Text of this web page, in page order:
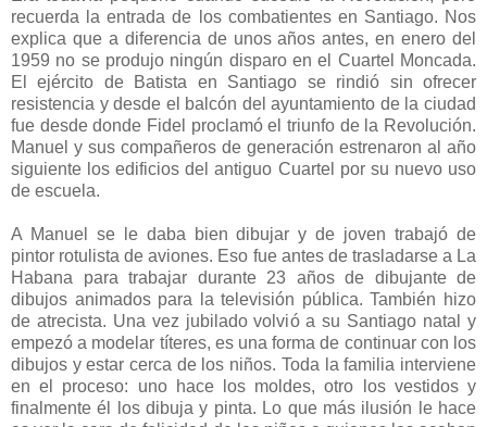
recuerda la entrada de los combatientes en Santiago. Nos
explica que a diferencia de unos años antes, en enero del
1959 no se produjo ningún disparo en el Cuartel Moncada.
El ejército de Batista en Santiago se rindió sin ofrecer
resistencia y desde el balcón del ayuntamiento de la ciudad
fue desde donde Fidel proclamó el triunfo de la Revolución.
Manuel y sus compañeros de generación estrenaron al año
siguiente los edificios del antiguo Cuartel por su nuevo uso
de escuela.
A Manuel se le daba bien dibujar y de joven trabajó de
pintor rotulista de aviones. Eso fue antes de trasladarse a La
Habana para trabajar durante 23 años de dibujante de
dibujos animados para la televisión pública. También hizo
de atrecista. Una vez jubilado volvió a su Santiago natal y
empezó a modelar títeres, es una forma de continuar con los
dibujos y estar cerca de los niños. Toda la familia interviene
en el proceso: uno hace los moldes, otro los vestidos y
finalmente él los dibuja y pinta. Lo que más ilusión le hace